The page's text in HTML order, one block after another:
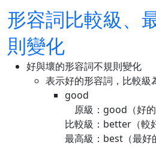
形容詞比較級、
則變化
好與壞的形容詞不規則變化
表示好的形容詞，比較
good
原級：good（好的
比較級：better（較
最高級：best（最好